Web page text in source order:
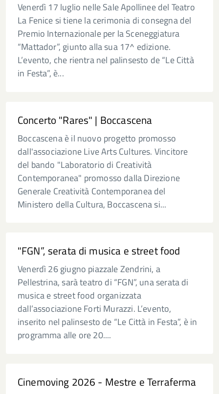
Venerdì 17 luglio nelle Sale Apollinee del Teatro
La Fenice si tiene la cerimonia di consegna del
Premio Internazionale per la Sceneggiatura
“Mattador”, giunto alla sua 17^ edizione.
L’evento, che rientra nel palinsesto de “Le Città
in Festa”, è...
Concerto "Rares" | Boccascena
Boccascena è il nuovo progetto promosso
dall'associazione Live Arts Cultures. Vincitore
del bando "Laboratorio di Creatività
Contemporanea" promosso dalla Direzione
Generale Creatività Contemporanea del
Ministero della Cultura, Boccascena si...
"FGN”, serata di musica e street food
Venerdì 26 giugno piazzale Zendrini, a
Pellestrina, sarà teatro di “FGN”, una serata di
musica e street food organizzata
dall’associazione Forti Murazzi. L’evento,
inserito nel palinsesto de “Le Città in Festa”, è in
programma alle ore 20....
Cinemoving 2026 - Mestre e Terraferma